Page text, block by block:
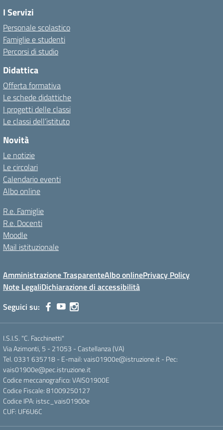
I Servizi
Personale scolastico
Famiglie e studenti
Percorsi di studio
Didattica
Offerta formativa
Le schede didattiche
I progetti delle classi
Le classi dell’istituto
Novità
Le notizie
Le circolari
Calendario eventi
Albo online
R.e. Famiglie
R.e. Docenti
Moodle
Mail istituzionale
Amministrazione TrasparenteAlbo onlinePrivacy Policy
Note LegaliDichiarazione di accessibilità
Seguici su:
I.S.I.S. "C. Facchinetti"
Via Azimonti, 5 - 21053 - Castellanza (VA)
Tel. 0331 635718 - E-mail: vais01900e@istruzione.it - Pec:
vais01900e@pec.istruzione.it
Codice meccanografico: VAIS01900E
Codice Fiscale: 81009250127
Codice IPA: istsc_vais01900e
CUF: UF6U6C